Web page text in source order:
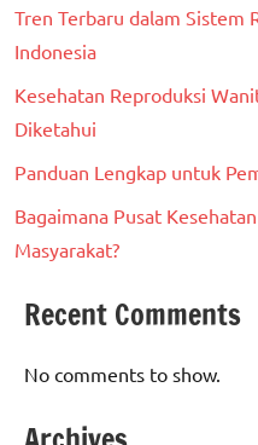
Tren Terbaru dalam Sistem
Indonesia
Kesehatan Reproduksi
Diketahui
Panduan Lengkap untuk
Bagaimana Pusat
Masyarakat?
Recent Comments
No comments to show.